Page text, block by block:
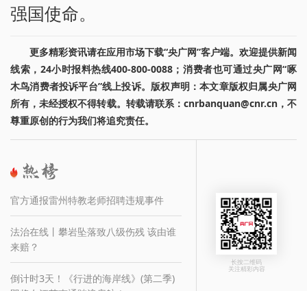
强国使命。
更多精彩资讯请在应用市场下载“央广网”客户端。欢迎提供新闻
线索，24小时报料热线400-800-0088；消费者也可通过央广网“啄
木鸟消费者投诉平台”线上投诉。版权声明：本文章版权归属央广网
所有，未经授权不得转载。转载请联系：cnrbanquan@cnr.cn，不
尊重原创的行为我们将追究责任。
官方通报雷州特教老师招聘违规事件
法治在线丨攀岩坠落致八级伤残 该由谁
来赔？
倒计时3天！《行进的海岸线》(第二季)
长按二维码
关注精彩内容